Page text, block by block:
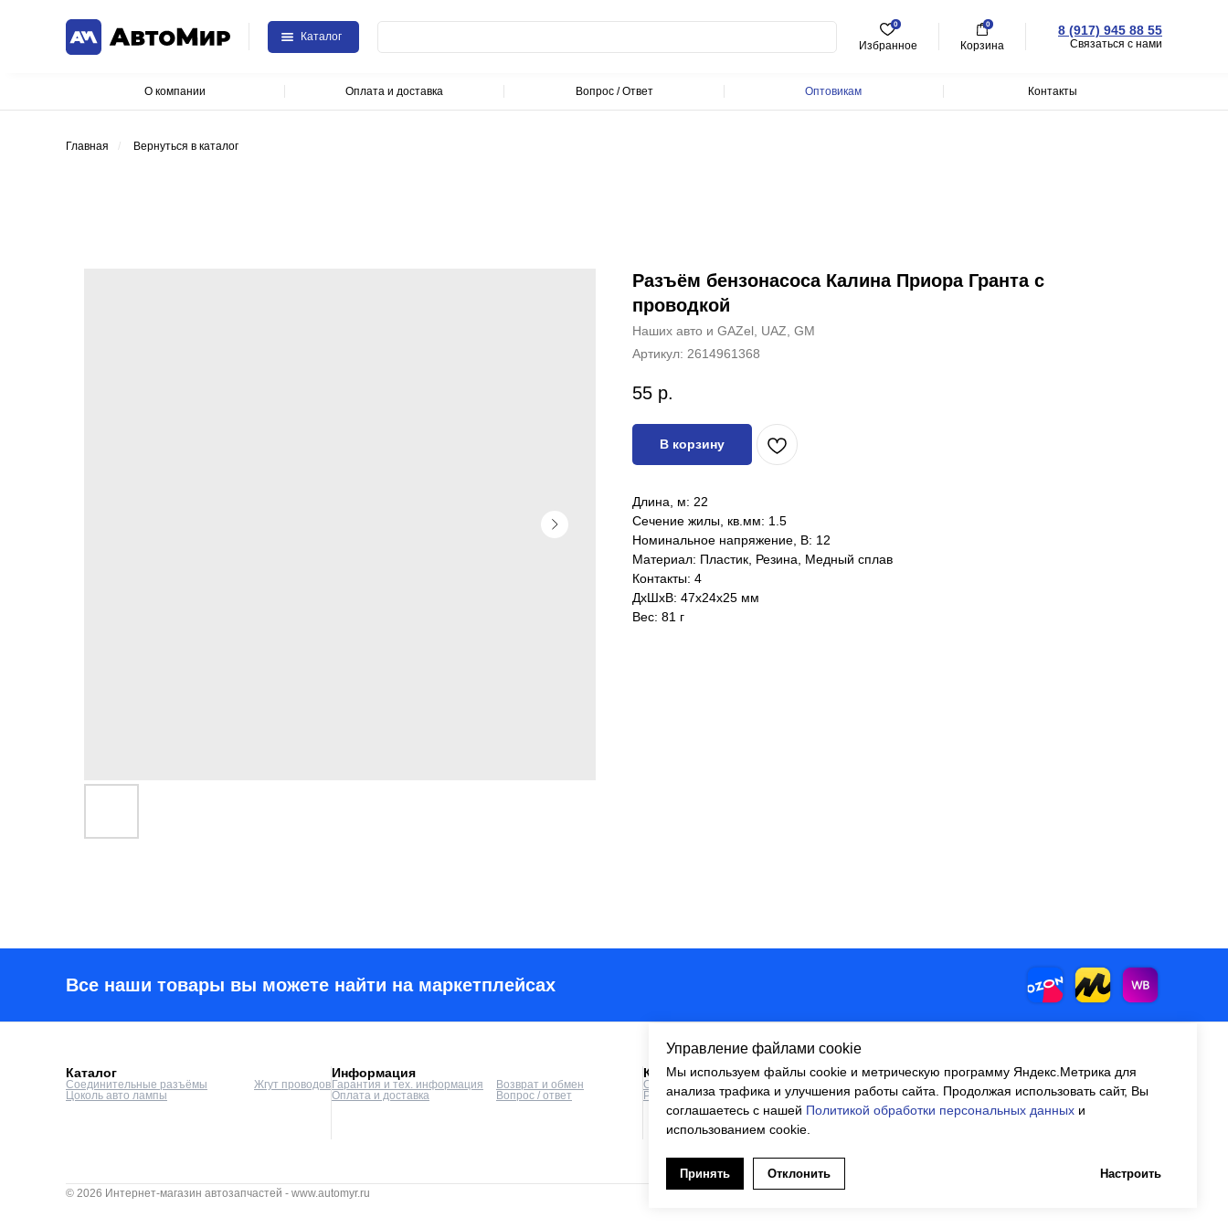
Каталог
Избранное Корзина
8 (917) 945 88 55
Связаться с нами
0 0
О компании Оплата и доставка Вопрос / Ответ Оптовикам Контакты
Главная / Вернуться в каталог
Разъём бензонасоса Калина Приора Гранта с
проводкой
Наших авто и GAZel, UAZ, GM
Артикул: 2614961368
55 р.
В корзину
Длина, м: 22
Сечение жилы, кв.мм: 1.5
Номинальное напряжение, В: 12
Материал: Пластик, Резина, Медный сплав
Контакты: 4
ДxШxВ: 47x24x25 мм
Вес: 81 г
Все наши товары вы можете найти на маркетплейсах
Каталог
Соединительные разъёмы
Цоколь авто лампы
Жгут проводов
Информация
Гарантия и тех. информация
Оплата и доставка
Возврат и обмен
Вопрос / ответ
Компания
О компании
Реквизиты
Отповикам
Контакты
Контакты
corp@automyr.ru
+7 (917) 945 88
55
© 2026 Интернет-магазин автозапчастей - www.automyr.ru
Управление файлами cookie
Мы используем файлы cookie и метрическую программу Яндекс.Метрика для
анализа трафика и улучшения работы сайта. Продолжая использовать сайт, Вы
соглашаетесь с нашей Политикой обработки персональных данных и
использованием cookie.
Принять Отклонить Настроить